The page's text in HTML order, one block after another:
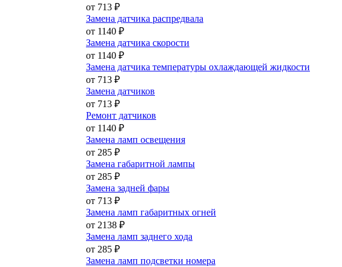
от 713 ₽
Замена датчика распредвала
от 1140 ₽
Замена датчика скорости
от 1140 ₽
Замена датчика температуры охлаждающей жидкости
от 713 ₽
Замена датчиков
от 713 ₽
Ремонт датчиков
от 1140 ₽
Замена ламп освещения
от 285 ₽
Замена габаритной лампы
от 285 ₽
Замена задней фары
от 713 ₽
Замена ламп габаритных огней
от 2138 ₽
Замена ламп заднего хода
от 285 ₽
Замена ламп подсветки номера